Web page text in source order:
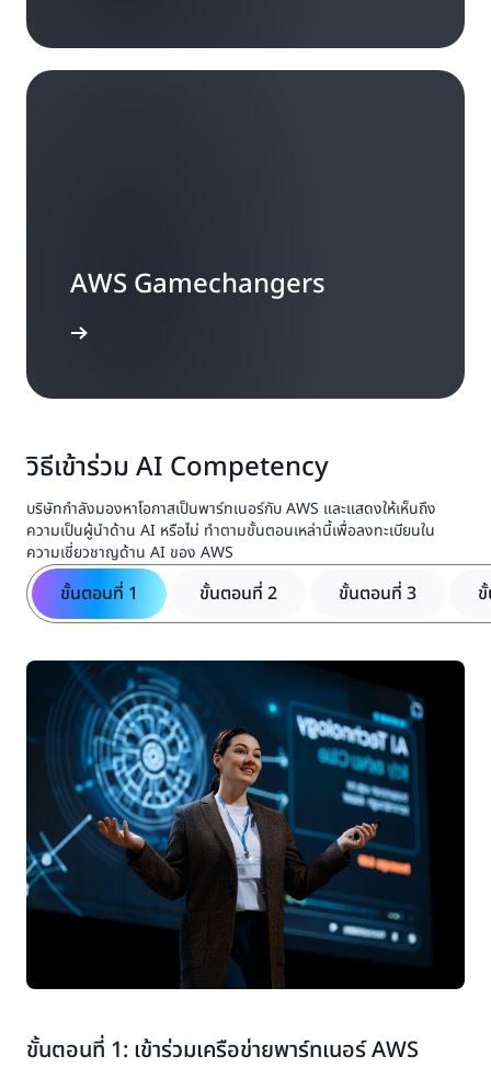
AWS Gamechangers
วิธีเข้าร่วม AI Competency
บริษัทกำลังมองหาโอกาสเป็นพาร์ทเนอร์กับ AWS และแสดงให้เห็นถึง
ความเป็นผู้นำด้าน AI หรือไม่ ทำตามขั้นตอนเหล่านี้เพื่อลงทะเบียนใน
ความเชี่ยวชาญด้าน AI ของ AWS
ขั้นตอนที่ 1 ขั้นตอนที่ 2 ขั้นตอนที่ 3
ขั้นตอนที่ 1: เข้าร่วมเครือข่ายพาร์ทเนอร์ AWS